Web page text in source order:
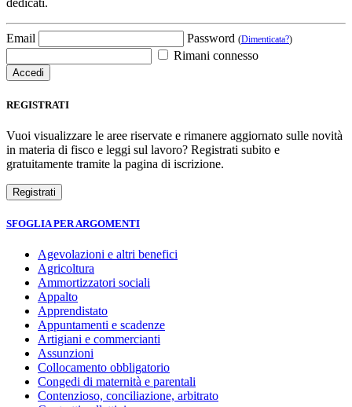
dedicati.
Email Password (Dimenticata?)
Rimani connesso
REGISTRATI
Vuoi visualizzare le aree riservate e rimanere aggiornato sulle novità
in materia di fisco e leggi sul lavoro? Registrati subito e
gratuitamente tramite la pagina di iscrizione.
SFOGLIA PER ARGOMENTI
Agevolazioni e altri benefici
Agricoltura
Ammortizzatori sociali
Appalto
Apprendistato
Appuntamenti e scadenze
Artigiani e commercianti
Assunzioni
Collocamento obbligatorio
Congedi di maternità e parentali
Contenzioso, conciliazione, arbitrato